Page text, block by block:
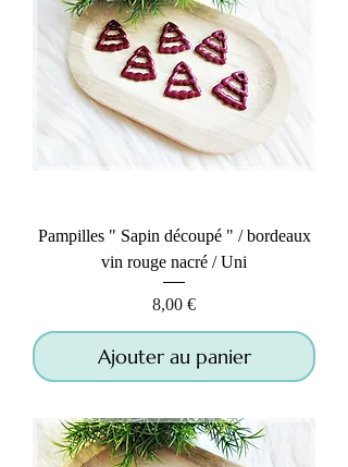
Pampilles " Sapin découpé " / bordeaux
vin rouge nacré / Uni
Prix
8,00 €
Ajouter au panier